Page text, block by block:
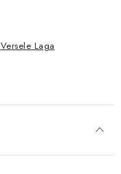
Versele Laga